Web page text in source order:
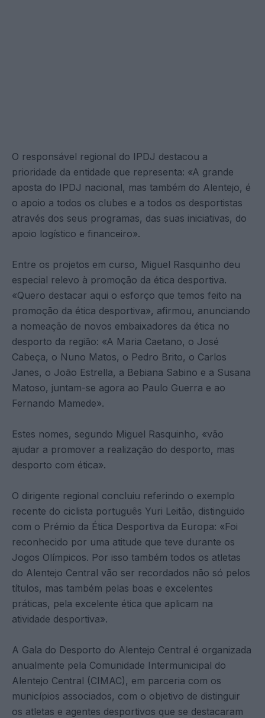
O responsável regional do IPDJ destacou a
prioridade da entidade que representa: «A grande
aposta do IPDJ nacional, mas também do Alentejo, é
o apoio a todos os clubes e a todos os desportistas
através dos seus programas, das suas iniciativas, do
apoio logístico e financeiro».
Entre os projetos em curso, Miguel Rasquinho deu
especial relevo à promoção da ética desportiva.
«Quero destacar aqui o esforço que temos feito na
promoção da ética desportiva», afirmou, anunciando
a nomeação de novos embaixadores da ética no
desporto da região: «A Maria Caetano, o José
Cabeça, o Nuno Matos, o Pedro Brito, o Carlos
Janes, o João Estrella, a Bebiana Sabino e a Susana
Matoso, juntam-se agora ao Paulo Guerra e ao
Fernando Mamede».
Estes nomes, segundo Miguel Rasquinho, «vão
ajudar a promover a realização do desporto, mas
desporto com ética».
O dirigente regional concluiu referindo o exemplo
recente do ciclista português Yuri Leitão, distinguido
com o Prémio da Ética Desportiva da Europa: «Foi
reconhecido por uma atitude que teve durante os
Jogos Olímpicos. Por isso também todos os atletas
do Alentejo Central vão ser recordados não só pelos
títulos, mas também pelas boas e excelentes
práticas, pela excelente ética que aplicam na
atividade desportiva».
A Gala do Desporto do Alentejo Central é organizada
anualmente pela Comunidade Intermunicipal do
Alentejo Central (CIMAC), em parceria com os
municípios associados, com o objetivo de distinguir
os atletas e agentes desportivos que se destacaram